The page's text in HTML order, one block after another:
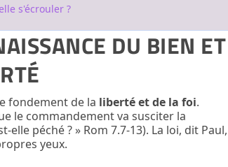
s'écrouler ?
DU BIEN ET
fondement de la liberté et de la foi.
le commandement va susciter la
péché ? » Rom 7.7-13). La loi, dit Paul,
yeux.